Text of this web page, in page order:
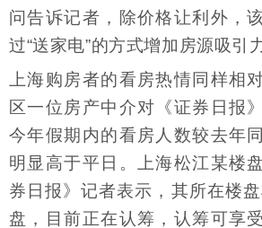
问告诉记者，除价格让利外，
过“送家电”的方式增加房源吸引力
上海购房者的看房热情同样相
区一位房产中介对《证券日报
今年假期内的看房人数较去年
明显高于平日。上海松江某楼
券日报》记者表示，其所在楼
盘，目前正在认筹，认筹可享